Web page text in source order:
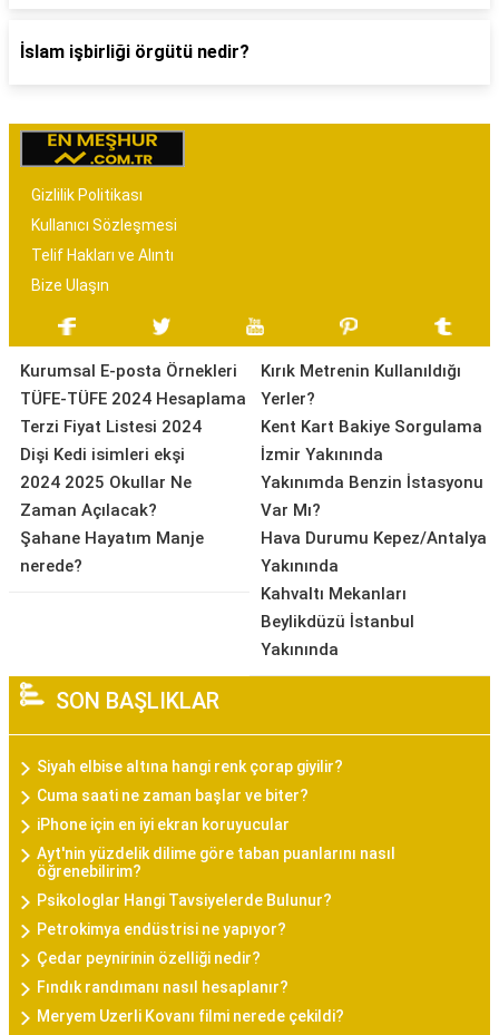
İslam işbirliği örgütü nedir?
Gizlilik Politikası
Kullanıcı Sözleşmesi
Telif Hakları ve Alıntı
Bize Ulaşın
Kurumsal E-posta Örnekleri
TÜFE-TÜFE 2024 Hesaplama
Terzi Fiyat Listesi 2024
Dişi Kedi isimleri ekşi
2024 2025 Okullar Ne
Zaman Açılacak?
Şahane Hayatım Manje
nerede?
Kırık Metrenin Kullanıldığı
Yerler?
Kent Kart Bakiye Sorgulama
İzmir Yakınında
Yakınımda Benzin İstasyonu
Var Mı?
Hava Durumu Kepez/Antalya
Yakınında
Kahvaltı Mekanları
Beylikdüzü İstanbul
Yakınında
SON BAŞLIKLAR
Siyah elbise altına hangi renk çorap giyilir?
Cuma saati ne zaman başlar ve biter?
iPhone için en iyi ekran koruyucular
Ayt'nin yüzdelik dilime göre taban puanlarını nasıl
öğrenebilirim?
Psikologlar Hangi Tavsiyelerde Bulunur?
Petrokimya endüstrisi ne yapıyor?
Çedar peynirinin özelliği nedir?
Fındık randımanı nasıl hesaplanır?
Meryem Uzerli Kovanı filmi nerede çekildi?